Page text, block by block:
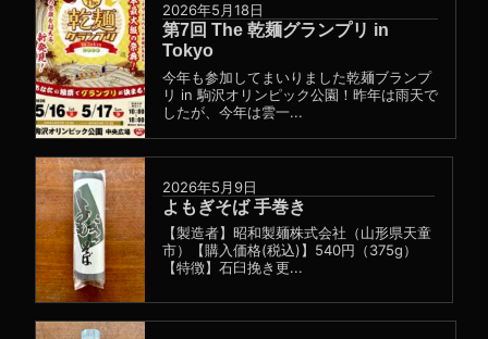
2026年5月18日
第7回 The 乾麺グランプリ in
Tokyo
今年も参加してまいりました乾麺ブランプ
リ in 駒沢オリンピック公園！昨年は雨天で
したが、今年は雲一...
2026年5月9日
よもぎそば 手巻き
【製造者】昭和製麺株式会社（山形県天童
市）【購入価格(税込)】540円（375g）
【特徴】石臼挽き更...